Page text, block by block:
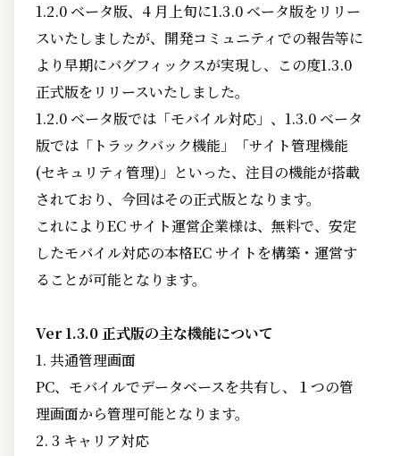
1.2.0 ベータ版、4 月上旬に1.3.0 ベータ版をリリー
スいたしましたが、開発コミュニティでの報告等に
より早期にバグフィックスが実現し、この度1.3.0
正式版をリリースいたしました。
1.2.0 ベータ版では「モバイル対応」、1.3.0 ベータ
版では「トラックバック機能」「サイト管理機能
(セキュリティ管理)」といった、注目の機能が搭載
されており、今回はその正式版となります。
これによりEC サイト運営企業様は、無料で、安定
したモバイル対応の本格EC サイトを構築・運営す
ることが可能となります。
Ver 1.3.0 正式版の主な機能について
1. 共通管理画面
PC、モバイルでデータベースを共有し、１つの管
理画面から管理可能となります。
2. 3 キャリア対応